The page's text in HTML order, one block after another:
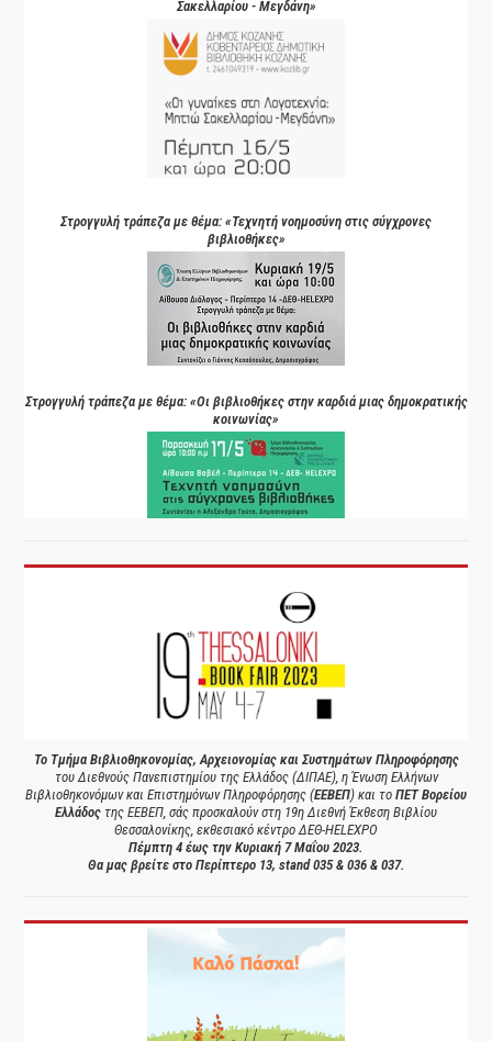
Σακελλαρίου - Μεγδάνη»
Στρογγυλή τράπεζα με θέμα: «Τεχνητή νοημοσύνη στις σύγχρονες
βιβλιοθήκες»
Στρογγυλή τράπεζα με θέμα: «Οι βιβλιοθήκες στην καρδιά μιας δημοκρατικής
κοινωνίας»
Το Τμήμα Βιβλιοθηκονομίας, Αρχειονομίας και Συστημάτων Πληροφόρησης
του Διεθνούς Πανεπιστημίου της Ελλάδος (ΔΙΠΑΕ), η Ένωση Ελλήνων
Βιβλιοθηκονόμων και Επιστημόνων Πληροφόρησης (ΕΕΒΕΠ) και το ΠΕΤ Βορείου
Ελλάδος της ΕΕΒΕΠ, σάς προσκαλούν στη 19η Διεθνή Έκθεση Βιβλίου
Θεσσαλονίκης, εκθεσιακό κέντρο ΔΕΘ-HELEXPO
Πέμπτη 4 έως την Κυριακή 7 Μαΐου 2023.
Θα μας βρείτε στο Περίπτερο 13, stand 035 & 036 & 037.